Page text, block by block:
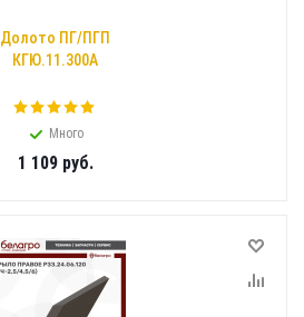
Долото ПГ/ПГП
КГЮ.11.300А
Много
1 109руб.